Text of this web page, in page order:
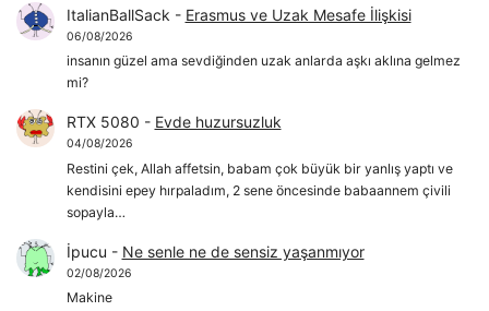
ItalianBallSack - Erasmus ve Uzak Mesafe İlişkisi
06/08/2026
insanın güzel ama sevdiğinden uzak anlarda aşkı aklına gelmez
mi?
RTX 5080 - Evde huzursuzluk
04/08/2026
Restini çek, Allah affetsin, babam çok büyük bir yanlış yaptı ve
kendisini epey hırpaladım, 2 sene öncesinde babaannem çivili
sopayla…
İpucu - Ne senle ne de sensiz yaşanmıyor
02/08/2026
Makine